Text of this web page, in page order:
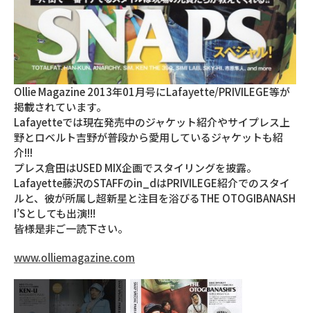
Ollie Magazine 2013年01月号にLafayette/PRIVILEGE等が
掲載されています。
Lafayetteでは現在発売中のジャケット紹介やサイプレス上
野とロベルト吉野が普段から愛用しているジャケットも紹
介!!!
プレス倉田はUSED MIX企画でスタイリングを披露。
Lafayette藤沢のSTAFFのin_dはPRIVILEGE紹介でのスタイ
ルと、彼が所属し超新星と注目を浴びるTHE OTOGIBANASH
I’Sとしても出演!!!
皆様是非ご一読下さい。
www.olliemagazine.com